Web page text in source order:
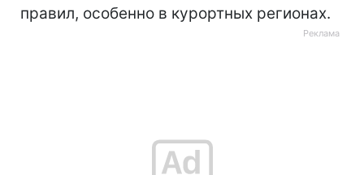
правил, особенно в курортных регионах.